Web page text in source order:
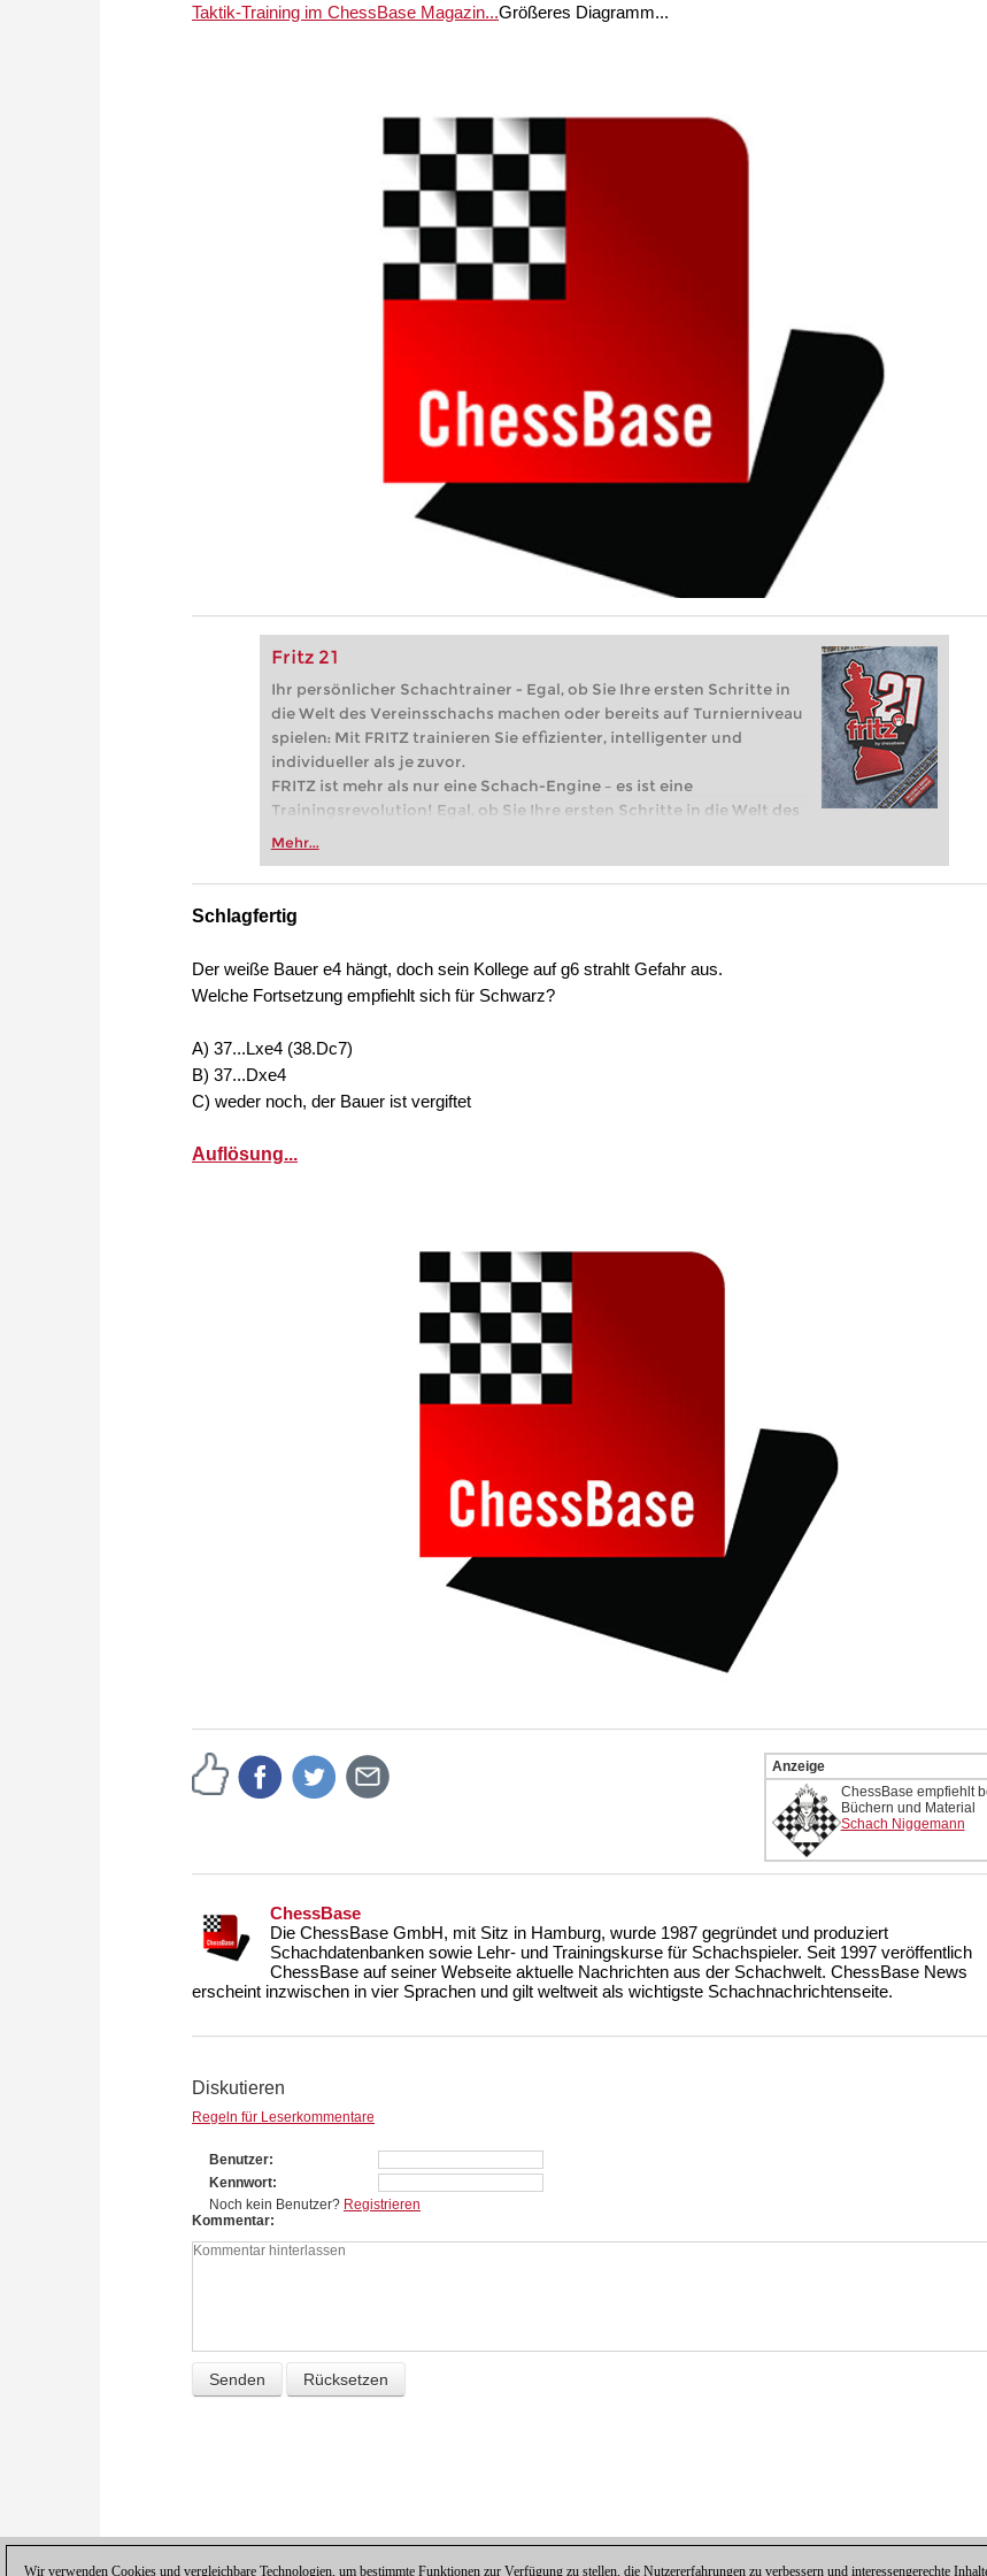
Taktik-Training im ChessBase Magazin...Größeres Diagramm...
Fritz 21
Ihr persönlicher Schachtrainer - Egal, ob Sie Ihre ersten Schritte in
die Welt des Vereinsschachs machen oder bereits auf Turnierniveau
spielen: Mit FRITZ trainieren Sie effizienter, intelligenter und
individueller als je zuvor.
FRITZ ist mehr als nur eine Schach-Engine – es ist eine
Trainingsrevolution! Egal, ob Sie Ihre ersten Schritte in die Welt des
Vereinsschachs machen oder bereits auf Turnierniveau spielen: Mit
zuvor.
Mehr...
Schlagfertig
Der weiße Bauer e4 hängt, doch sein Kollege auf g6 strahlt Gefahr aus.
Welche Fortsetzung empfiehlt sich für Schwarz?
A) 37...Lxe4 (38.Dc7)
B) 37...Dxe4
C) weder noch, der Bauer ist vergiftet
Auflösung...
Anzeige
ChessBase empfiehlt
Büchern und Material
Schach Niggemann
ChessBase
Die ChessBase GmbH, mit Sitz in Hamburg, wurde 1987 gegründet und produziert
Schachdatenbanken sowie Lehr- und Trainingskurse für Schachspieler. Seit 1997 veröffentlich
ChessBase auf seiner Webseite aktuelle Nachrichten aus der Schachwelt. ChessBase News
erscheint inzwischen in vier Sprachen und gilt weltweit als wichtigste Schachnachrichtenseite.
Diskutieren
Regeln für Leserkommentare
Benutzer
Kennwort
Noch kein Benutzer? Registrieren
Kommentar
Wir verwenden Cookies und vergleichbare Technologien, um bestimmte Funktionen zur Verfügung zu stellen, die Nutzererfahrungen zu verbessern und interessengerechte